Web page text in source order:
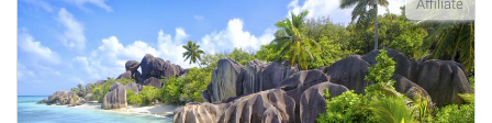
Affiliate